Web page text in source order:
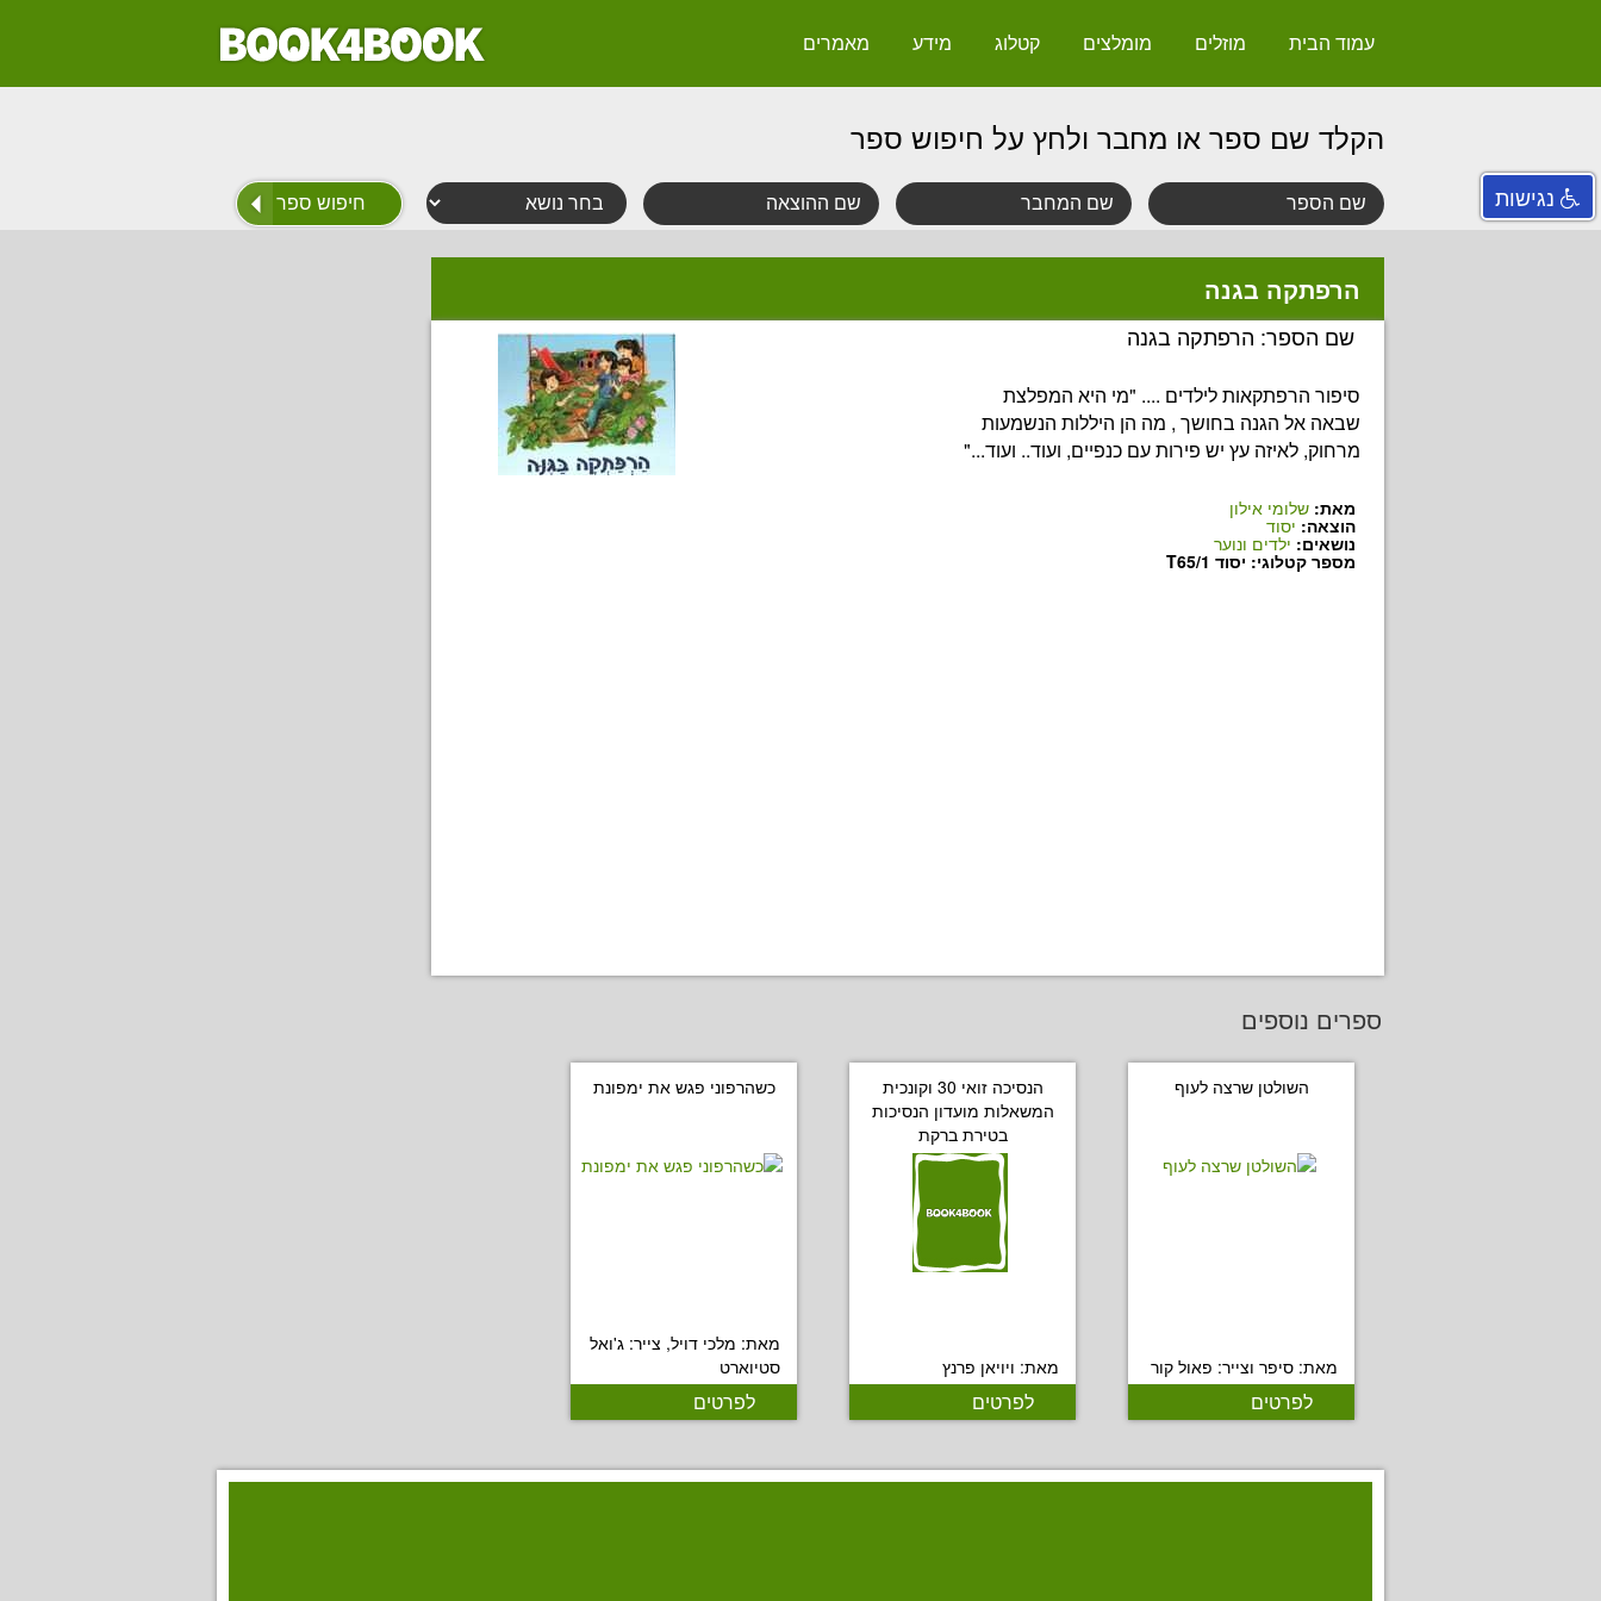
עמוד הבית מוזלים מומלצים קטלוג מידע מאמרים
הקלד שם ספר או מחבר ולחץ על חיפוש ספר
הרפתקה בגנה
שם הספר: הרפתקה בגנה
סיפור הרפתקאות לילדים .... "מי היא המפלצת
שבאה אל הגנה בחושך , מה הן היללות הנשמעות
מרחוק, לאיזה עץ יש פירות עם כנפיים, ועוד.. ועוד..."
מאת: שלומי אילון
הוצאה: יסוד
נושאים: ילדים ונוער
מספר קטלוגי: יסוד T65/1
ספרים נוספים
השולטן שרצה לעוף
מאת: סיפר וצייר: פאול קור
לפרטים
הנסיכה זואי 30 וקונכית
המשאלות מועדון הנסיכות
בטירת ברקת
מאת: ויויאן פרנץ
לפרטים
כשהרפוני פגש את ימפונת
מאת: מלכי דויל, צייר: ג'ואל
סטיוארט
לפרטים
נגישות